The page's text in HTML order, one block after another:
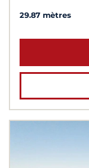
29.87 mètres